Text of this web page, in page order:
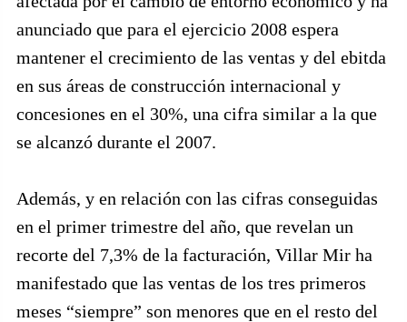
anunciado que para el ejercicio 2008 espera
mantener el crecimiento de las ventas y del ebitda
en sus áreas de construcción internacional y
concesiones en el 30%, una cifra similar a la que
se alcanzó durante el 2007.
Además, y en relación con las cifras conseguidas
en el primer trimestre del año, que revelan un
recorte del 7,3% de la facturación, Villar Mir ha
manifestado que las ventas de los tres primeros
meses “siempre” son menores que en el resto del